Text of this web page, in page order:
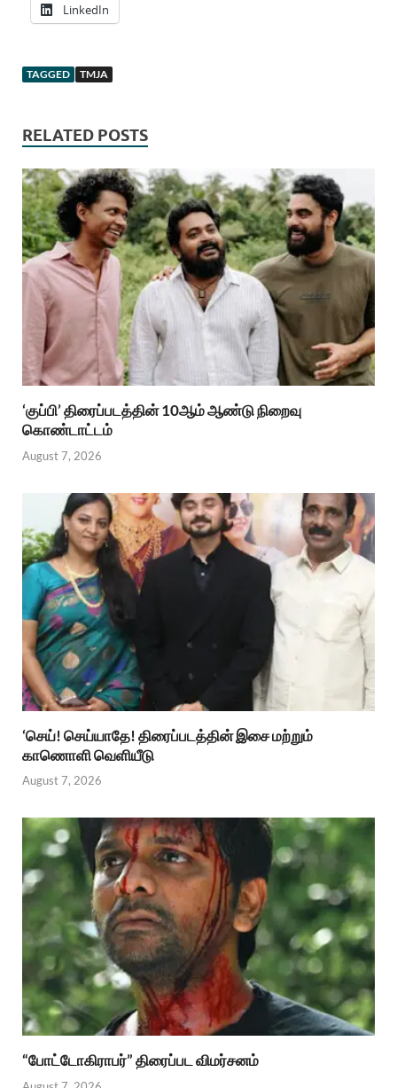
LinkedIn
TAGGED TMJA
RELATED POSTS
‘குப்பி’ திரைப்படத்தின் 10ஆம் ஆண்டு நிறைவு
கொண்டாட்டம்
August 7, 2026
‘செய்! செய்யாதே! திரைப்படத்தின் இசை மற்றும்
காணொளி வெளியீடு
August 7, 2026
“போட்டோகிராபர்” திரைப்பட விமர்சனம்